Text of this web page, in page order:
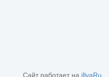
Сайт работает на illvaRu